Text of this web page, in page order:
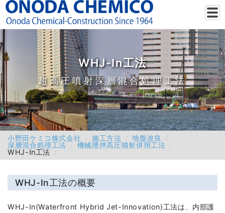
WHJ-In工法
超高圧噴射深層混合処理工法
小野田ケミコ株式会社 施工方法
地盤改良
深層混合処理工法
機械攪拌高圧噴射併用工法
WHJ-In工法
WHJ-In工法の概要
WHJ-In(Waterfront Hybrid Jet-Innovation)工法は、内部護